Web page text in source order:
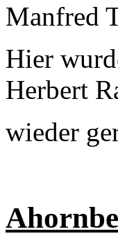
Manfred
Hier
Herbert
wieder